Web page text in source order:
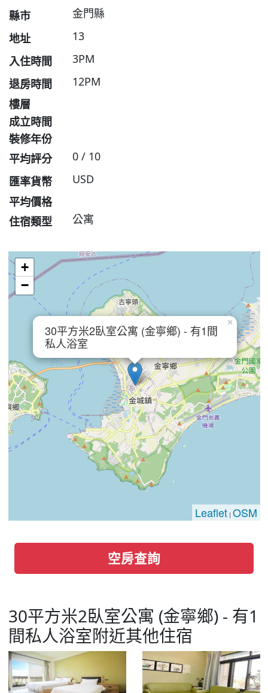
縣市
金門縣
地址
13
入住時間
3PM
退房時間
12PM
樓層
成立時間
裝修年份
平均評分
0 / 10
匯率貨幣
USD
平均價格
住宿類型
公寓
30平方米2臥室公寓 (金寧鄉) - 有1間
私人浴室
×
+
−
Leaflet| OSM
空房查詢
30平方米2臥室公寓 (金寧鄉) - 有1
間私人浴室附近其他住宿